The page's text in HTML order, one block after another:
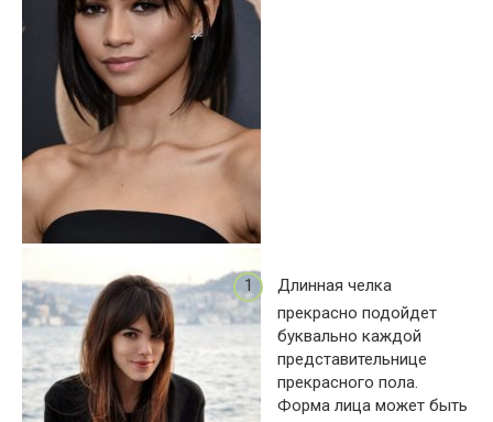
Длинная челка
прекрасно подойдет
буквально каждой
представительнице
прекрасного пола.
Форма лица может быть